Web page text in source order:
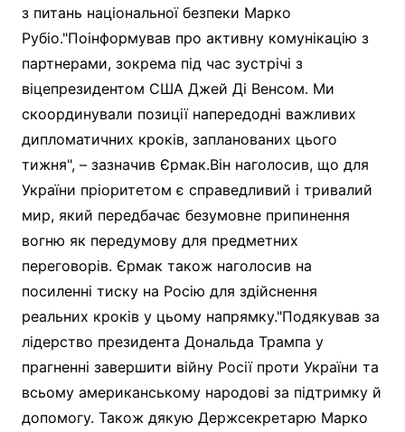
з питань національної безпеки Марко
Рубіо."Поінформував про активну комунікацію з
партнерами, зокрема під час зустрічі з
віцепрезидентом США Джей Ді Венсом. Ми
скоординували позиції напередодні важливих
дипломатичних кроків, запланованих цього
тижня", – зазначив Єрмак.Він наголосив, що для
України пріоритетом є справедливий і тривалий
мир, який передбачає безумовне припинення
вогню як передумову для предметних
переговорів. Єрмак також наголосив на
посиленні тиску на Росію для здійснення
реальних кроків у цьому напрямку."Подякував за
лідерство президента Дональда Трампа у
прагненні завершити війну Росії проти України та
всьому американському народові за підтримку й
допомогу. Також дякую Держсекретарю Марко